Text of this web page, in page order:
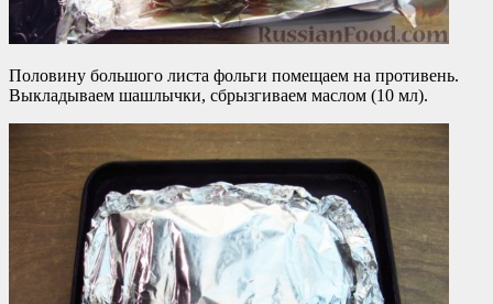
Половину большого листа фольги помещаем на противень.
Выкладываем шашлычки, сбрызгиваем маслом (10 мл).